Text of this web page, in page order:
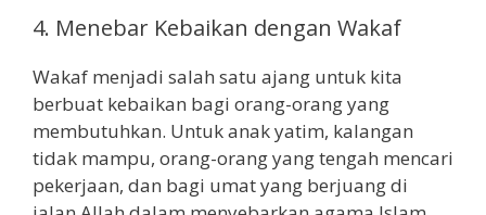
4. Menebar Kebaikan dengan Wakaf
Wakaf menjadi salah satu ajang untuk kita
berbuat kebaikan bagi orang-orang yang
membutuhkan. Untuk anak yatim, kalangan
tidak mampu, orang-orang yang tengah mencari
pekerjaan, dan bagi umat yang berjuang di